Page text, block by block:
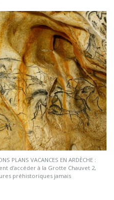
PLANS VACANCES EN ARDÈCHE :
d'accéder à la Grotte Chauvet 2,
préhistoriques jamais